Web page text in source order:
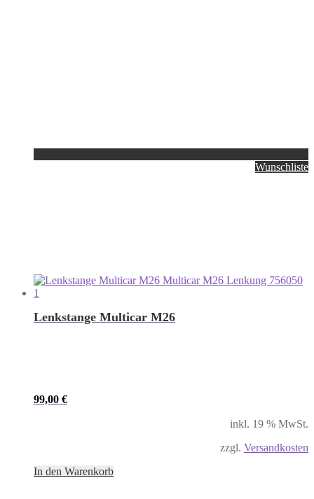
Wunschliste
Lenkstange Multicar M26
99,00 €
inkl. 19 % MwSt.
zzgl. Versandkosten
In den Warenkorb